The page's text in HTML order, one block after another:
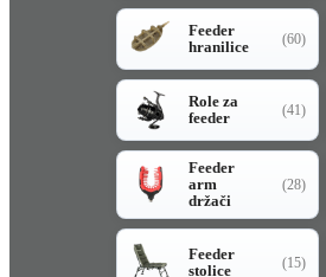
Feeder
hranilice
(60)
Role za
feeder
(41)
Feeder
arm
držači
(28)
Feeder
stolice
(15)